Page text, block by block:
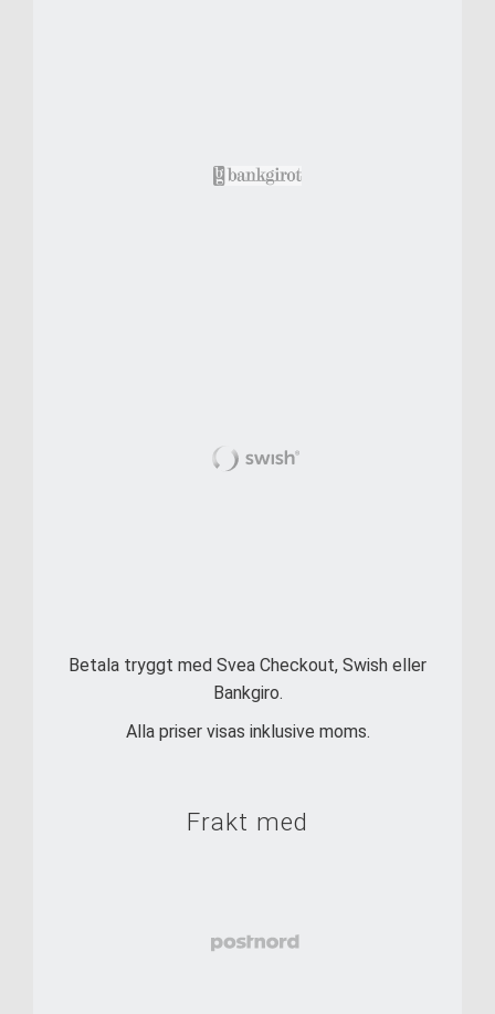
Betala tryggt med Svea Checkout, Swish eller
Bankgiro.
Alla priser visas inklusive moms.
Frakt med